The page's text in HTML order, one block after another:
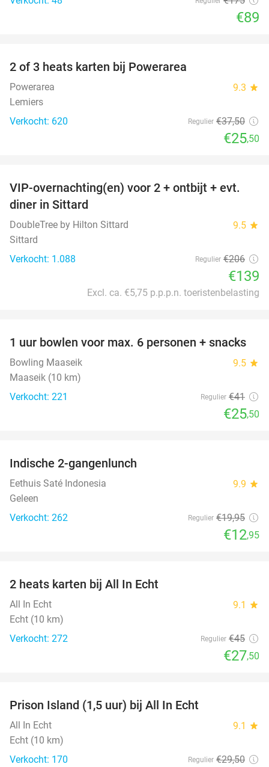
€89
2 of 3 heats karten bij Powerarea
Powerarea 9.3 star
Lemiers
Verkocht: 620
Regulier €37,50
€25,50
33%
VIP-overnachting(en) voor 2 + ontbijt + evt.
diner in Sittard
DoubleTree by Hilton Sittard 9.5 star
Sittard
Verkocht: 1.088
Regulier €206
€139
Excl. ca. €5,75 p.p.p.n. toeristenbelasting
38%
1 uur bowlen voor max. 6 personen + snacks
Bowling Maaseik 9.5 star
Maaseik (10 km)
Verkocht: 221
Regulier €41
€25,50
Indische 2-gangenlunch
Eethuis Saté Indonesia 9.9 star
Geleen
Verkocht: 262
Regulier €19,95
€12,95
2 heats karten bij All In Echt
All In Echt 9.1 star
Echt (10 km)
Verkocht: 272
Regulier €45
€27,50
Prison Island (1,5 uur) bij All In Echt
All In Echt 9.1 star
Echt (10 km)
Verkocht: 170
Regulier €29,50